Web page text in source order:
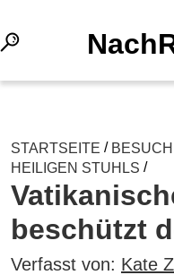
STARTSEITE /
HEILIGEN STUHLS /
beschützt
Verfasst von: Kate